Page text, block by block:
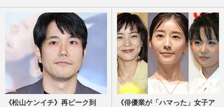
《松山ケンイチ》再ピーク到
《俳優業が「ハマった」女子ア